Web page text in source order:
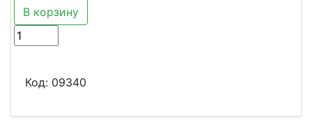
В корзину
Код: 09340